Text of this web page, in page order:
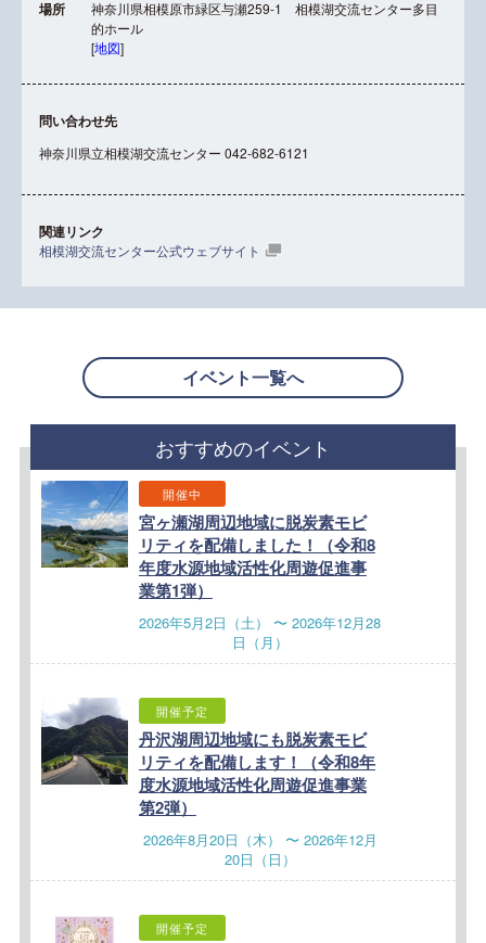
場所
神奈川県相模原市緑区与瀬259-1 相模湖交流センター多目
的ホール
[地図]
問い合わせ先
神奈川県立相模湖交流センター 042-682-6121
関連リンク
相模湖交流センター公式ウェブサイト
イベント一覧へ
おすすめのイベント
開催中
宮ヶ瀬湖周辺地域に脱炭素モビ
リティを配備しました！（令和8
年度水源地域活性化周遊促進事
業第1弾）
2026年5月2日（土） 〜 2026年12月28
日（月）
開催予定
丹沢湖周辺地域にも脱炭素モビ
リティを配備します！（令和8年
度水源地域活性化周遊促進事業
第2弾）
2026年8月20日（木） 〜 2026年12月
20日（日）
開催予定